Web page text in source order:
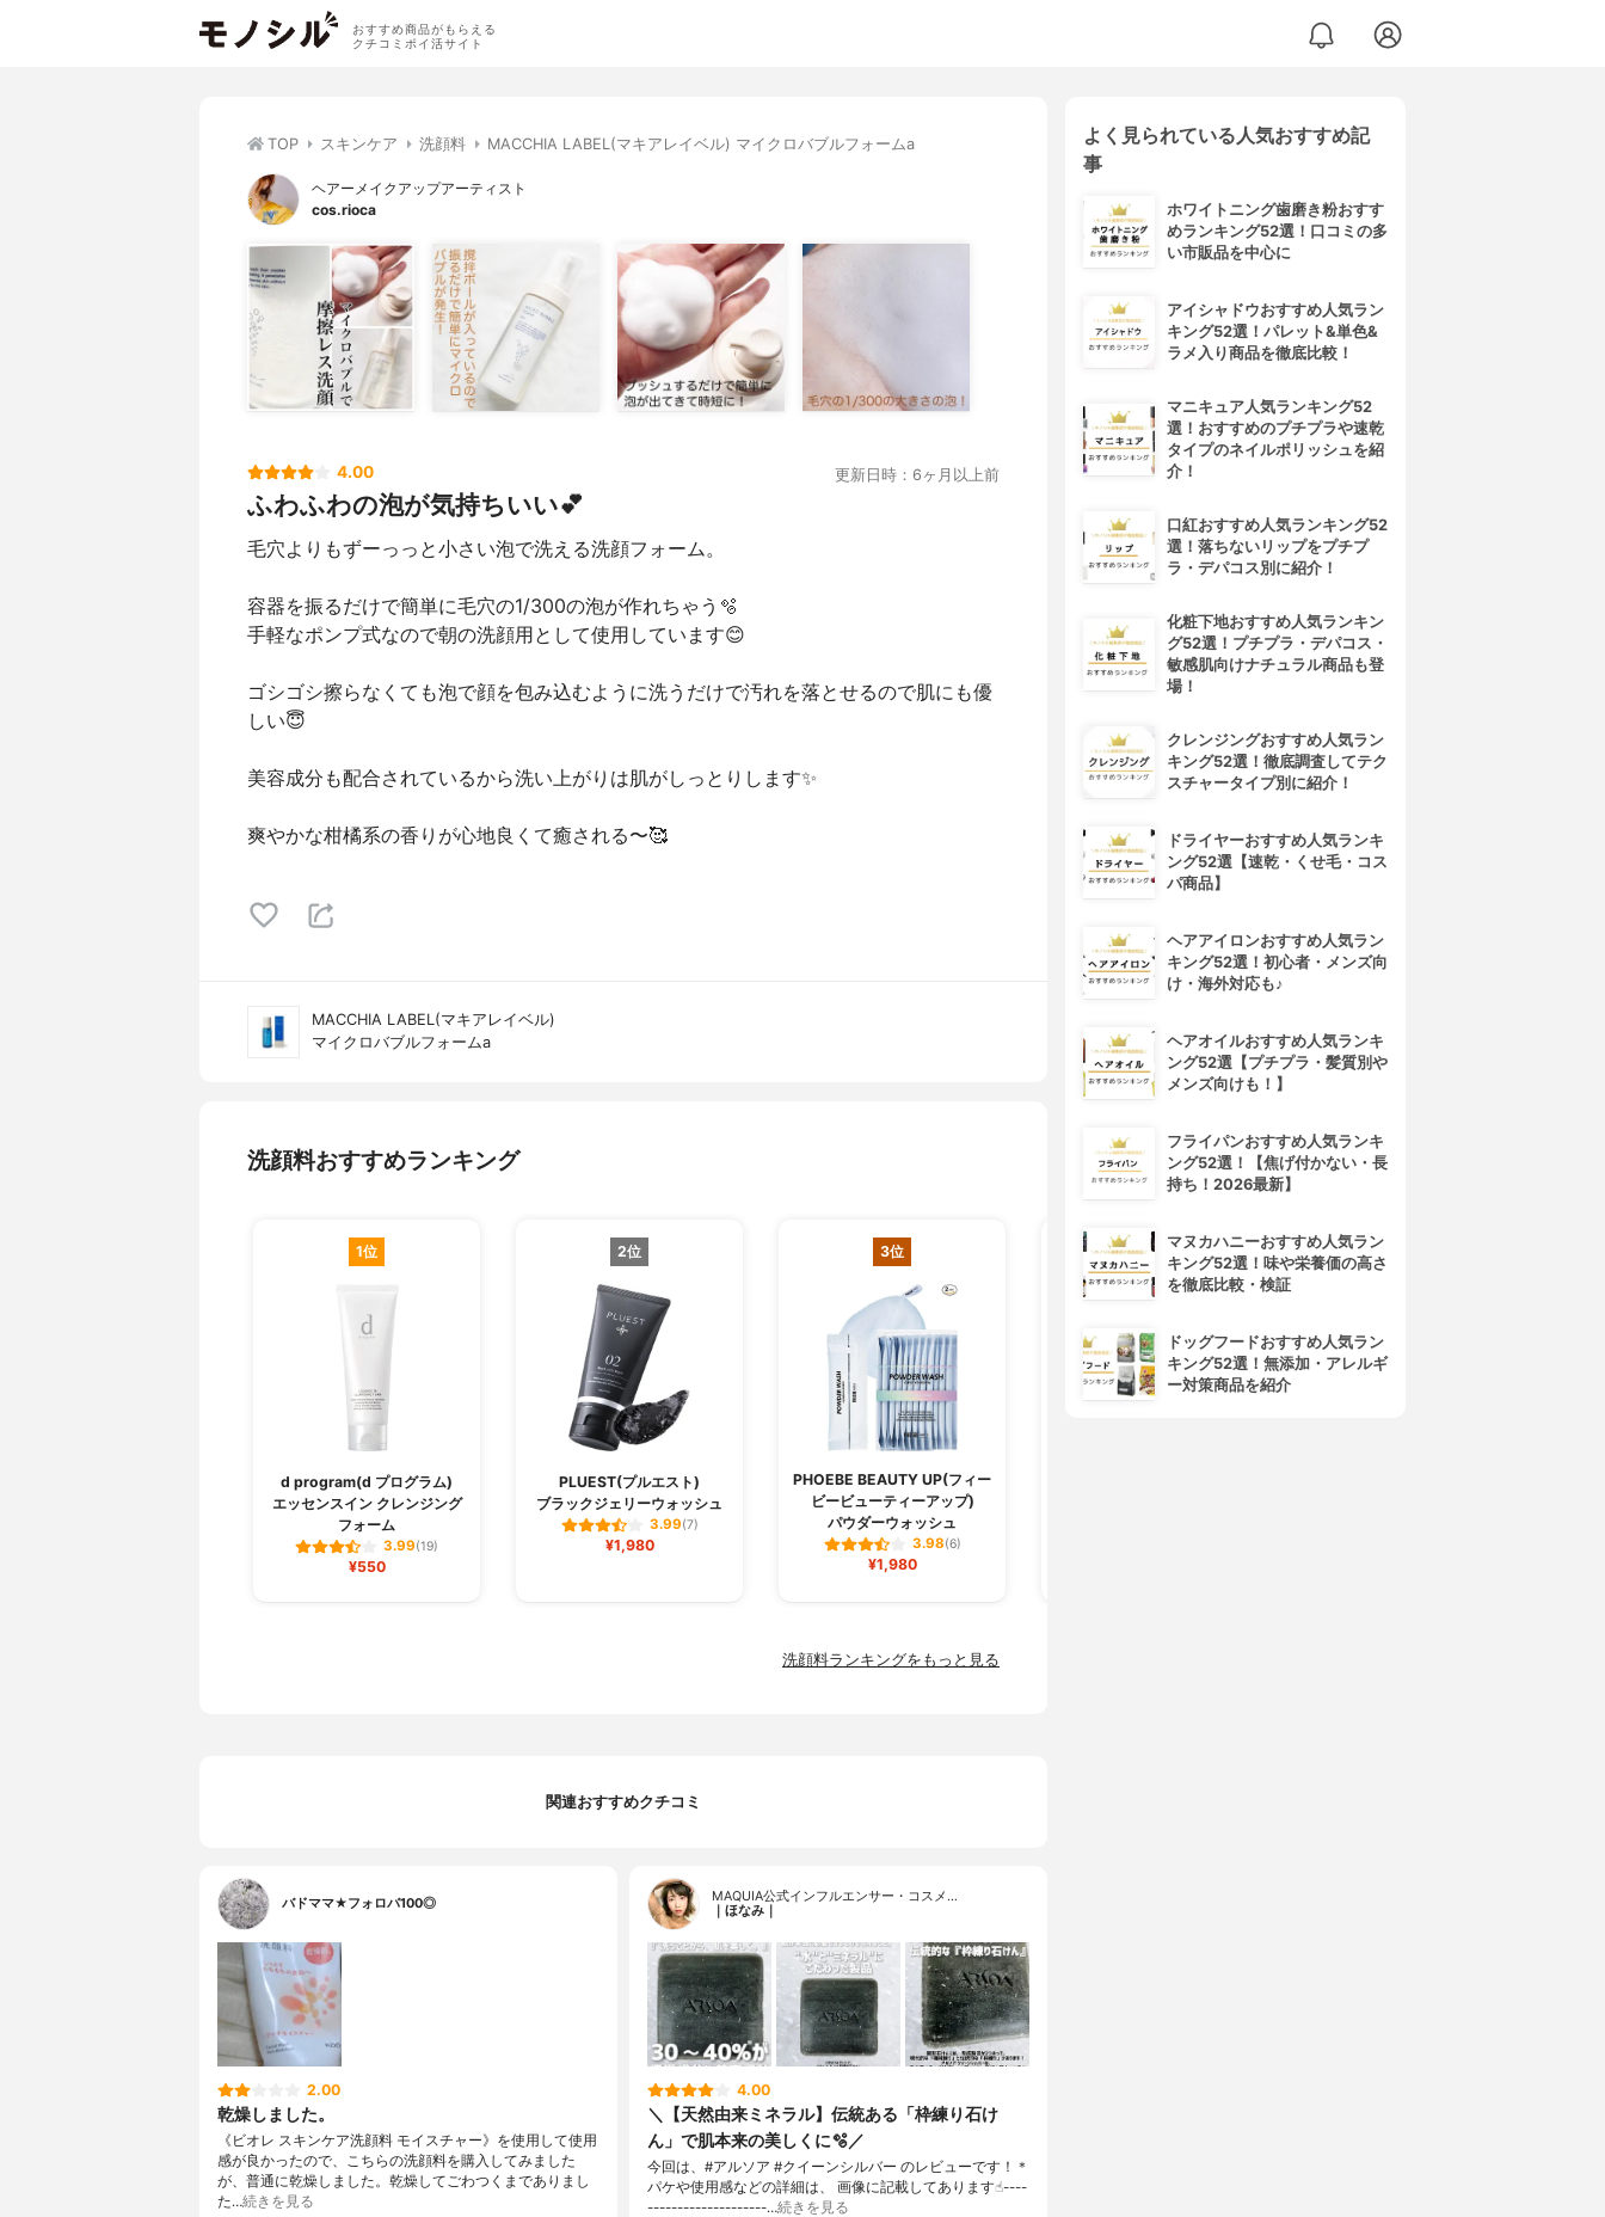
おすすめ商品がもらえる
クチコミポイ活サイト
TOP スキンケア 洗顔料 MACCHIA LABEL(マキアレイベル) マイクロバブルフォームa
ヘアーメイクアップアーティスト
cos.rioca
4.00 更新日時：6ヶ月以上前
ふわふわの泡が気持ちいい💕
毛穴よりもずーっっと小さい泡で洗える洗顔フォーム。
容器を振るだけで簡単に毛穴の1/300の泡が作れちゃう🫧
手軽なポンプ式なので朝の洗顔用として使用しています😊
ゴシゴシ擦らなくても泡で顔を包み込むように洗うだけで汚れを落とせるので肌にも優
しい😇
美容成分も配合されているから洗い上がりは肌がしっとりします✨
爽やかな柑橘系の香りが心地良くて癒される〜🥰
MACCHIA LABEL(マキアレイベル)
マイクロバブルフォームa
洗顔料おすすめランキング
1位
d program(d プログラム)
エッセンスイン クレンジング
フォーム
3.99(19)
¥550
2位
PLUEST(プルエスト)
ブラックジェリーウォッシュ
3.99(7)
¥1,980
3位
PHOEBE BEAUTY UP(フィー
ビービューティーアップ)
パウダーウォッシュ
3.98(6)
¥1,980
4位
洗顔料ランキングをもっと見る
関連おすすめクチコミ
バドママ★フォロバ100◎
2.00
乾燥しました。
《ビオレ スキンケア洗顔料 モイスチャー》を使用して使用
感が良かったので、こちらの洗顔料を購入してみました
が、普通に乾燥しました。乾燥してごわつくまでありまし
た…続きを見る
MAQUIA公式インフルエンサー・コスメ…
｜ほなみ｜
4.00
＼【天然由来ミネラル】伝統ある「枠練り石け
ん」で肌本来の美しくに🫧／
今回は、#アルソア #クイーンシルバー のレビューです！＊
パケや使用感などの詳細は、 画像に記載してあります☝︎----
--------------------…続きを見る
よく見られている人気おすすめ記
事
ホワイトニング歯磨き粉おすす
めランキング52選！口コミの多
い市販品を中心に
アイシャドウおすすめ人気ラン
キング52選！パレット&単色&
ラメ入り商品を徹底比較！
マニキュア人気ランキング52
選！おすすめのプチプラや速乾
タイプのネイルポリッシュを紹
介！
口紅おすすめ人気ランキング52
選！落ちないリップをプチプ
ラ・デパコス別に紹介！
化粧下地おすすめ人気ランキン
グ52選！プチプラ・デパコス・
敏感肌向けナチュラル商品も登
場！
クレンジングおすすめ人気ラン
キング52選！徹底調査してテク
スチャータイプ別に紹介！
ドライヤーおすすめ人気ランキ
ング52選【速乾・くせ毛・コス
パ商品】
ヘアアイロンおすすめ人気ラン
キング52選！初心者・メンズ向
け・海外対応も♪
ヘアオイルおすすめ人気ランキ
ング52選【プチプラ・髪質別や
メンズ向けも！】
フライパンおすすめ人気ランキ
ング52選！【焦げ付かない・長
持ち！2026最新】
マヌカハニーおすすめ人気ラン
キング52選！味や栄養価の高さ
を徹底比較・検証
ドッグフードおすすめ人気ラン
キング52選！無添加・アレルギ
ー対策商品を紹介